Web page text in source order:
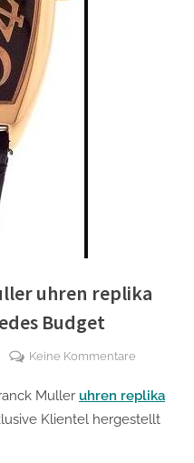
uhren replika
Budget
Keine Kommentare
Franck
Muller
Muller uhren replika
Klientel hergestellt